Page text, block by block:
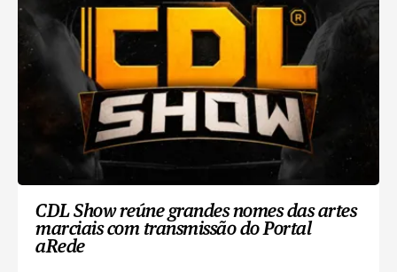
CDL Show reúne grandes nomes das artes
marciais com transmissão do Portal
aRede